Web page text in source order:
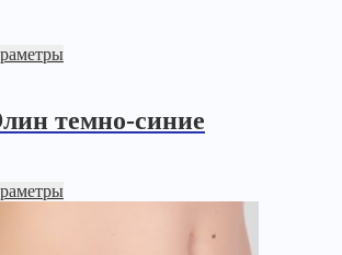
темно-синие